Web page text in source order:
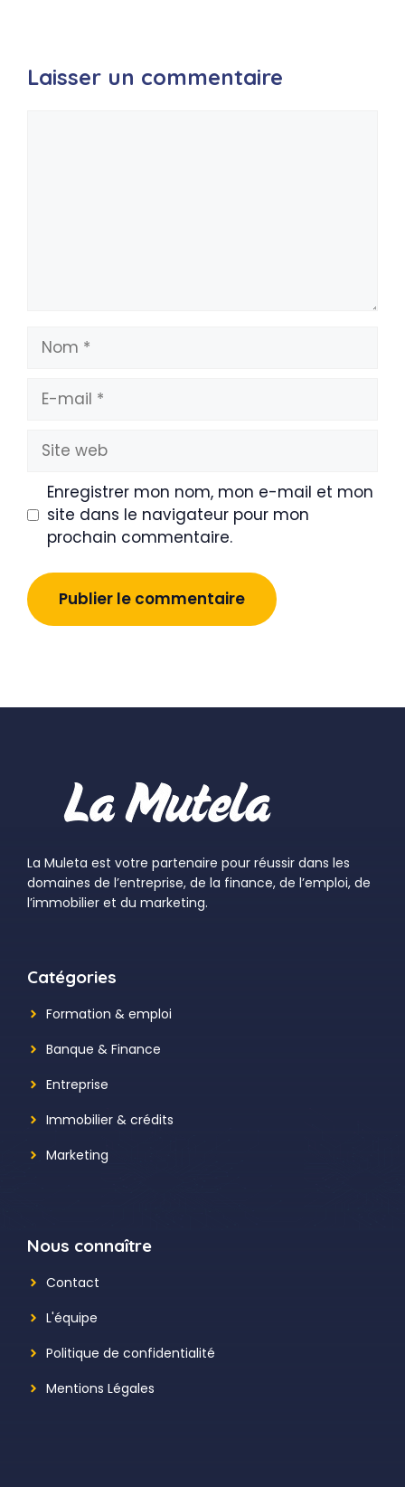
Laisser un commentaire
Nom
mail
Site
web
Enregistrer mon nom, mon e-mail et mon
site dans le navigateur pour mon
prochain commentaire.
La Muleta est votre partenaire pour réussir dans les
domaines de l’entreprise, de la finance, de l’emploi, de
l’immobilier et du marketing.
Catégories
Formation & emploi
Banque & Finance
Entreprise
Immobilier & crédits
Marketing
Nous connaître
Contact
L'équipe
Politique de confidentialité
Mentions Légales